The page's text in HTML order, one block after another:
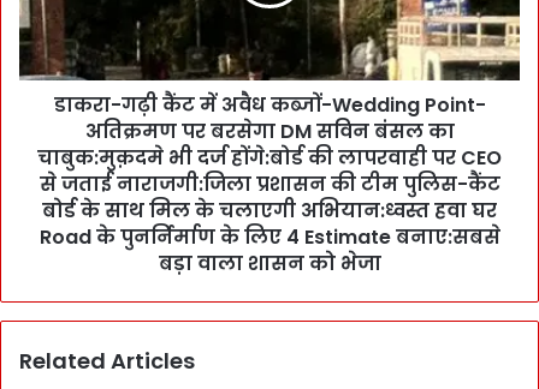
के
C
M
ने
उ
त्त
कैं
में
d
i
डाकरा-गढ़ी कैंट में अवैध कब्जों-Wedding Point-
अतिक्रमण पर बरसेगा DM सविन बंसल का
चाबुक:मुक़दमे भी दर्ज होंगे:बोर्ड की लापरवाही पर CEO
से जताई नाराजगी:जिला प्रशासन की टीम पुलिस-कैंट
बोर्ड के साथ मिल के चलाएगी अभियान:ध्वस्त हवा घर
Road के पुनर्निर्माण के लिए 4 Estimate बनाए:सबसे
बड़ा वाला शासन को भेजा
Related Articles